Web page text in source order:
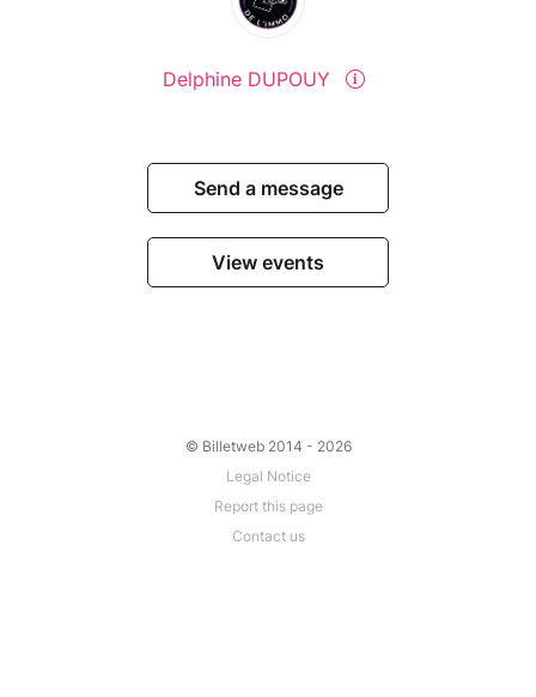
Delphine DUPOUY
Send a message
View events
© Billetweb 2014 - 2026
Legal Notice
Report this page
Contact us